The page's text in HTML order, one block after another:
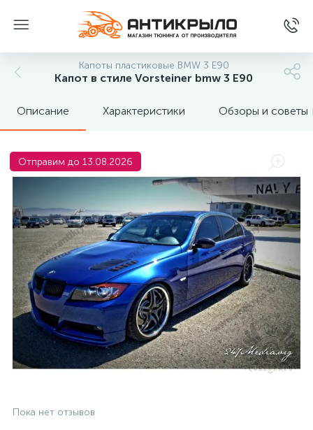
Капоты пластиковые BMW 3 Е90
Капот в стиле Vorsteiner bmw 3 E90
Описание Характеристики Обзоры и советы
Отправим до 13.08.2026
Пока нет отзывов